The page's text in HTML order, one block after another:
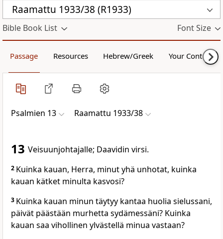
Raamattu 1933/38 (R1933)
Bible Book List Font Size
Passage Resources Hebrew/Greek Your Content
Psalmien 13 Raamattu 1933/38
13 Veisuunjohtajalle; Daavidin virsi.
2 Kuinka kauan, Herra, minut yhä unhotat, kuinka
kauan kätket minulta kasvosi?
3 Kuinka kauan minun täytyy kantaa huolia sielussani,
päivät päästään murhetta sydämessäni? Kuinka
kauan saa vihollinen ylvästellä minua vastaan?